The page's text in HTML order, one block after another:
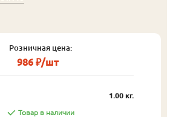
Розничная цена:
986 ₽/шт
1.00 кг.
Товар в наличии